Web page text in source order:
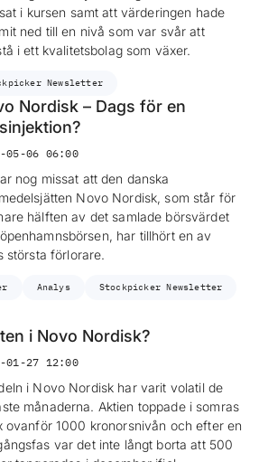
i kursen samt att värderingen hade
ned till en nivå som var svår att
i ett kvalitetsbolag som växer.
Newsletter
Nordisk – Dags för en
05-06 06:00
nog missat att den danska
Novo Nordisk, som står för
hälften av det samlade börsvärdet
har tillhört en av
största förlorare.
Analys Stockpicker Newsletter
i Novo Nordisk?
01-27 12:00
i Novo Nordisk har varit volatil de
månaderna. Aktien toppade i somras
ovanför 1000 kronorsnivån och efter en
var det inte långt borta att 500